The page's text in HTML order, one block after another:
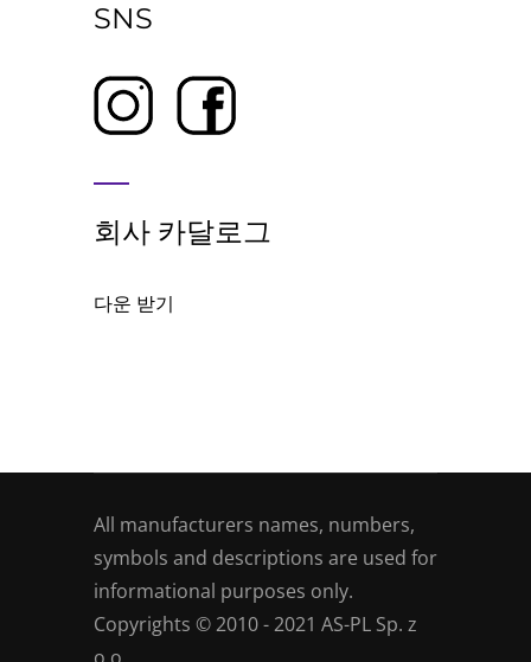
SNS
회사 카달로그
다운 받기
All manufacturers names, numbers,
symbols and descriptions are used for
informational purposes only.
Copyrights © 2010 - 2021 AS-PL Sp. z